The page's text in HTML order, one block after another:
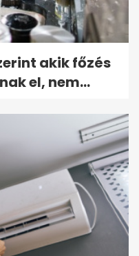
akik főzés
el, nem...